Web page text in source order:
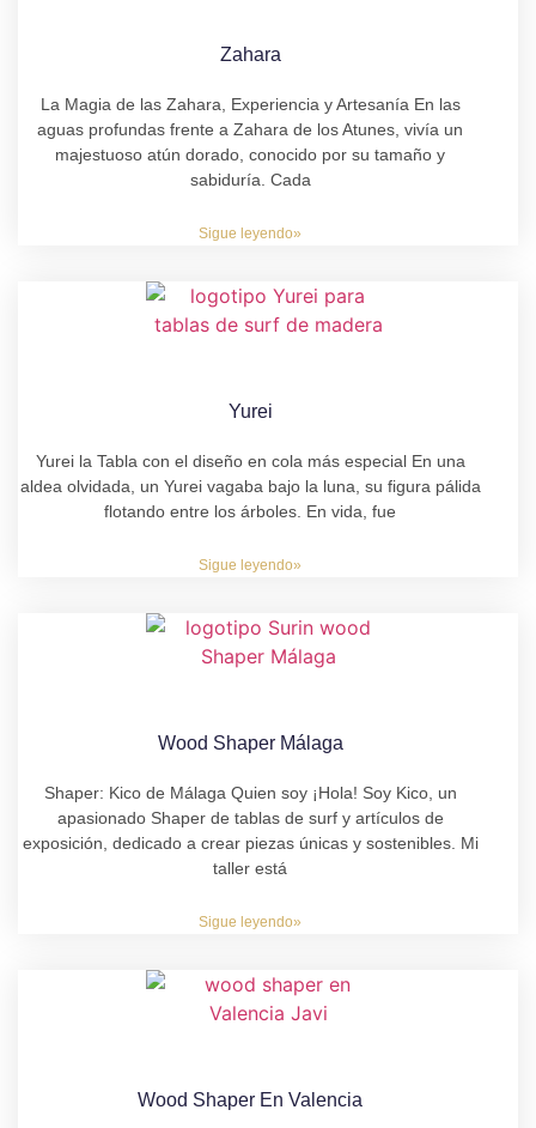
Zahara
La Magia de las Zahara, Experiencia y Artesanía En las
aguas profundas frente a Zahara de los Atunes, vivía un
majestuoso atún dorado, conocido por su tamaño y
sabiduría. Cada
Sigue leyendo»
Yurei
Yurei la Tabla con el diseño en cola más especial En una
aldea olvidada, un Yurei vagaba bajo la luna, su figura pálida
flotando entre los árboles. En vida, fue
Sigue leyendo»
Wood Shaper Málaga
Shaper: Kico de Málaga Quien soy ¡Hola! Soy Kico, un
apasionado Shaper de tablas de surf y artículos de
exposición, dedicado a crear piezas únicas y sostenibles. Mi
taller está
Sigue leyendo»
Wood Shaper En Valencia